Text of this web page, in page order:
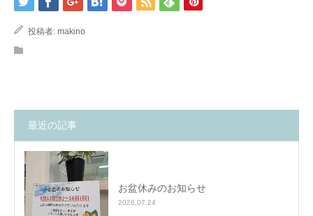
投稿者: makino
最近の記事
お盆休みのお知らせ
2026.07.24